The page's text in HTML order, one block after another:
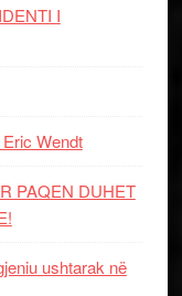
I
Wendt
PAQEN DUHET
ushtarak në